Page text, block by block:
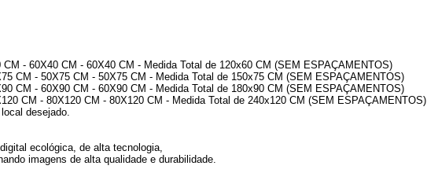
- 60X40 CM - 60X40 CM - Medida Total de 120x60 CM (SEM ESPAÇAMENTOS)
50X75 CM - Medida Total de 150x75 CM (SEM ESPAÇAMENTOS)
60X90 CM - Medida Total de 180x90 CM (SEM ESPAÇAMENTOS)
- 80X120 CM - Medida Total de 240x120 CM (SEM ESPAÇAMENTOS)
desejado.
ecológica, de alta tecnologia,
imagens de alta qualidade e durabilidade.